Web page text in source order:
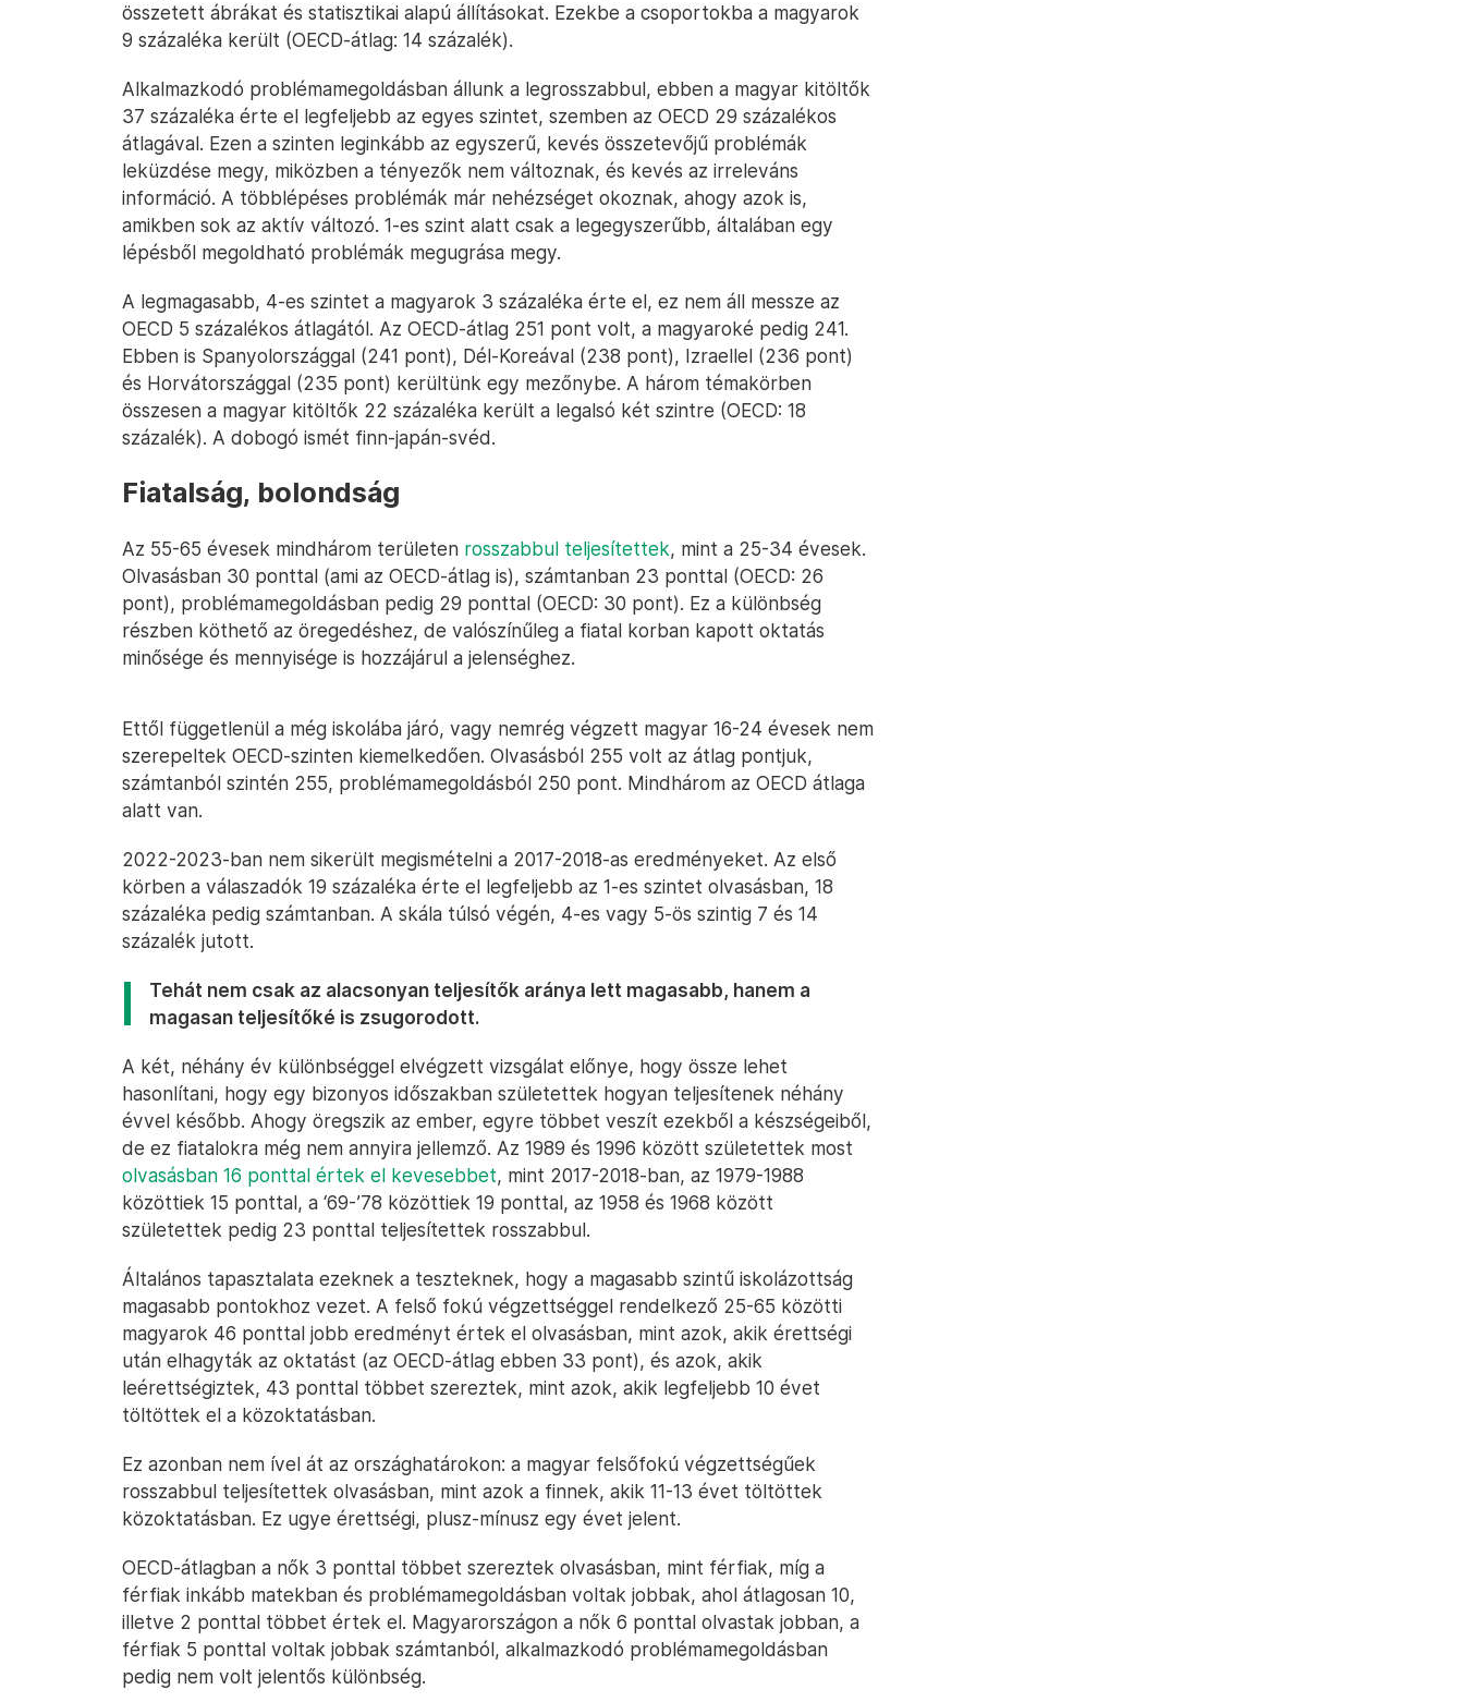
összetett ábrákat és statisztikai alapú állításokat. Ezekbe a csoportokba a magyarok
9 százaléka került (OECD-átlag: 14 százalék).
Alkalmazkodó problémamegoldásban állunk a legrosszabbul, ebben a magyar kitöltők
37 százaléka érte el legfeljebb az egyes szintet, szemben az OECD 29 százalékos
átlagával. Ezen a szinten leginkább az egyszerű, kevés összetevőjű problémák
leküzdése megy, miközben a tényezők nem változnak, és kevés az irreleváns
információ. A többlépéses problémák már nehézséget okoznak, ahogy azok is,
amikben sok az aktív változó. 1-es szint alatt csak a legegyszerűbb, általában egy
lépésből megoldható problémák megugrása megy.
A legmagasabb, 4-es szintet a magyarok 3 százaléka érte el, ez nem áll messze az
OECD 5 százalékos átlagától. Az OECD-átlag 251 pont volt, a magyaroké pedig 241.
Ebben is Spanyolországgal (241 pont), Dél-Koreával (238 pont), Izraellel (236 pont)
és Horvátországgal (235 pont) kerültünk egy mezőnybe. A három témakörben
összesen a magyar kitöltők 22 százaléka került a legalsó két szintre (OECD: 18
százalék). A dobogó ismét finn-japán-svéd.
Fiatalság, bolondság
Az 55-65 évesek mindhárom területen rosszabbul teljesítettek, mint a 25-34 évesek.
Olvasásban 30 ponttal (ami az OECD-átlag is), számtanban 23 ponttal (OECD: 26
pont), problémamegoldásban pedig 29 ponttal (OECD: 30 pont). Ez a különbség
részben köthető az öregedéshez, de valószínűleg a fiatal korban kapott oktatás
minősége és mennyisége is hozzájárul a jelenséghez.
Ettől függetlenül a még iskolába járó, vagy nemrég végzett magyar 16-24 évesek nem
szerepeltek OECD-szinten kiemelkedően. Olvasásból 255 volt az átlag pontjuk,
számtanból szintén 255, problémamegoldásból 250 pont. Mindhárom az OECD átlaga
alatt van.
2022-2023-ban nem sikerült megismételni a 2017-2018-as eredményeket. Az első
körben a válaszadók 19 százaléka érte el legfeljebb az 1-es szintet olvasásban, 18
százaléka pedig számtanban. A skála túlsó végén, 4-es vagy 5-ös szintig 7 és 14
százalék jutott.
Tehát nem csak az alacsonyan teljesítők aránya lett magasabb, hanem a
magasan teljesítőké is zsugorodott.
A két, néhány év különbséggel elvégzett vizsgálat előnye, hogy össze lehet
hasonlítani, hogy egy bizonyos időszakban születettek hogyan teljesítenek néhány
évvel később. Ahogy öregszik az ember, egyre többet veszít ezekből a készségeiből,
de ez fiatalokra még nem annyira jellemző. Az 1989 és 1996 között születettek most
olvasásban 16 ponttal értek el kevesebbet, mint 2017-2018-ban, az 1979-1988
közöttiek 15 ponttal, a ‘69-’78 közöttiek 19 ponttal, az 1958 és 1968 között
születettek pedig 23 ponttal teljesítettek rosszabbul.
Általános tapasztalata ezeknek a teszteknek, hogy a magasabb szintű iskolázottság
magasabb pontokhoz vezet. A felső fokú végzettséggel rendelkező 25-65 közötti
magyarok 46 ponttal jobb eredményt értek el olvasásban, mint azok, akik érettségi
után elhagyták az oktatást (az OECD-átlag ebben 33 pont), és azok, akik
leérettségiztek, 43 ponttal többet szereztek, mint azok, akik legfeljebb 10 évet
töltöttek el a közoktatásban.
Ez azonban nem ível át az országhatárokon: a magyar felsőfokú végzettségűek
rosszabbul teljesítettek olvasásban, mint azok a finnek, akik 11-13 évet töltöttek
közoktatásban. Ez ugye érettségi, plusz-mínusz egy évet jelent.
OECD-átlagban a nők 3 ponttal többet szereztek olvasásban, mint férfiak, míg a
férfiak inkább matekban és problémamegoldásban voltak jobbak, ahol átlagosan 10,
illetve 2 ponttal többet értek el. Magyarországon a nők 6 ponttal olvastak jobban, a
férfiak 5 ponttal voltak jobbak számtanból, alkalmazkodó problémamegoldásban
pedig nem volt jelentős különbség.